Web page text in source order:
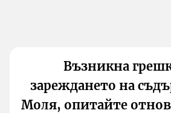
Възникна
зареждането на
Моля, опитайте